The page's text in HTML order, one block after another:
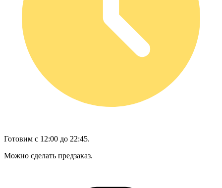
Готовим с 12:00 до 22:45.
Можно сделать предзаказ.